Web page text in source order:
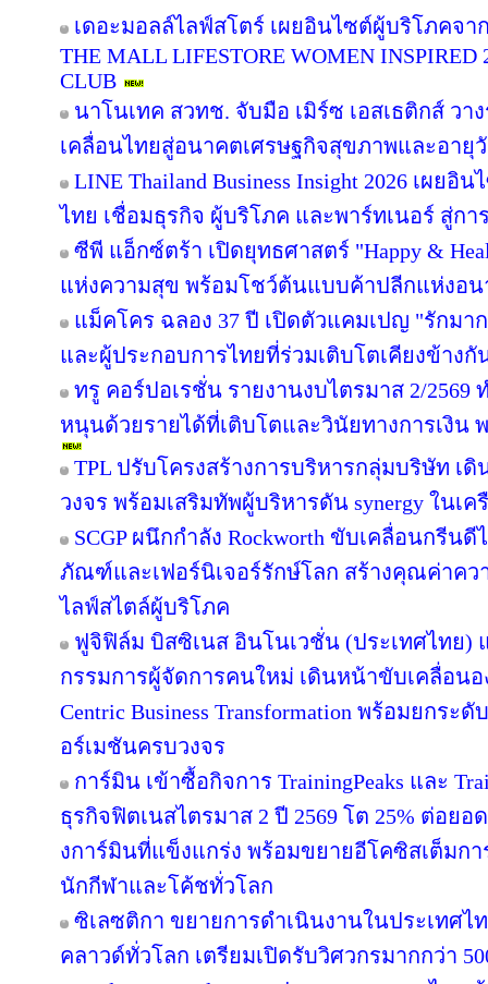
เดอะมอลล์ไลฟ์สโตร์ เผยอินไซต์ผู้บริโภคจา
THE MALL LIFESTORE WOMEN INSPIRED
CLUB
นาโนเทค สวทช. จับมือ เมิร์ซ เอสเธติกส์ วา
เคลื่อนไทยสู่อนาคตเศรษฐกิจสุขภาพและอายุ
LINE Thailand Business Insight 2026 เผย
ไทย เชื่อมธุรกิจ ผู้บริโภค และพาร์ทเนอร์ สู่กา
ซีพี แอ็กซ์ตร้า เปิดยุทธศาสตร์ "Happy &
แห่งความสุข พร้อมโชว์ต้นแบบค้าปลีกแห่งอ
แม็คโคร ฉลอง 37 ปี เปิดตัวแคมเปญ "รักม
และผู้ประกอบการไทยที่ร่วมเติบโตเคียงข้างกั
ทรู คอร์ปอเรชั่น รายงานงบไตรมาส 2/2569
หนุนด้วยรายได้ที่เติบโตและวินัยทางการเงิน
TPL ปรับโครงสร้างการบริหารกลุ่มบริษัท เ
วงจร พร้อมเสริมทัพผู้บริหารดัน synergy ในเค
SCGP ผนึกกำลัง Rockworth ขับเคลื่อนกรี
ภัณฑ์และเฟอร์นิเจอร์รักษ์โลก สร้างคุณค่าคว
ไลฟ์สไตล์ผู้บริโภค
ฟูจิฟิล์ม บิสซิเนส อินโนเวชั่น (ประเทศไทย)
กรรมการผู้จัดการคนใหม่ เดินหน้าขับเคลื่อนอ
Centric Business Transformation พร้อมยก
อร์เมชันครบวงจร
การ์มิน เข้าซื้อกิจการ TrainingPeaks และ
ธุรกิจฟิตเนสไตรมาส 2 ปี 2569 โต 25% ต่อย
งการ์มินที่แข็งแกร่ง พร้อมขยายอีโคซิสเต็มก
นักกีฬาและโค้ชทั่วโลก
ซิเลซติกา ขยายการดำเนินงานในประเทศไ
คลาวด์ทั่วโลก เตรียมเปิดรับวิศวกรมากกว่า